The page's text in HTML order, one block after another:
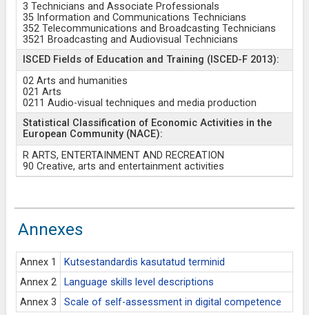
3 Technicians and Associate Professionals
35 Information and Communications Technicians
352 Telecommunications and Broadcasting Technicians
3521 Broadcasting and Audiovisual Technicians
ISCED Fields of Education and Training (ISCED-F 2013):
02 Arts and humanities
021 Arts
0211 Audio-visual techniques and media production
Statistical Classification of Economic Activities in the
European Community (NACE):
R ARTS, ENTERTAINMENT AND RECREATION
90 Creative, arts and entertainment activities
Annexes
Annex 1
Kutsestandardis kasutatud terminid
Annex 2
Language skills level descriptions
Annex 3
Scale of self-assessment in digital competence